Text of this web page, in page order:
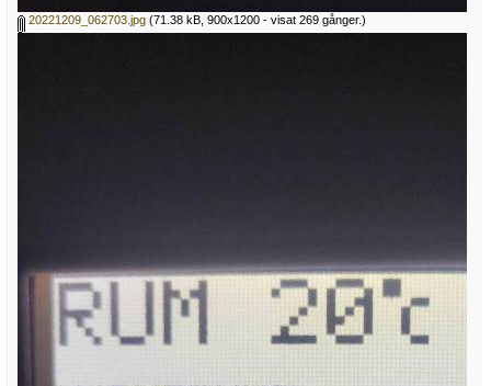
20221209_062703.jpg (71.38 kB, 900x1200 - visat 269 gånger.)